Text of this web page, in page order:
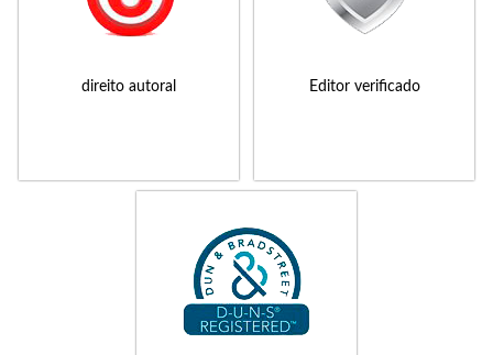
direito autoral Editor verificado